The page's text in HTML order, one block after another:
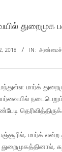
துறைமுக
2018 IN: அண்மைச்
மார்க்
நடைபெறும்
மார்க் என்ற